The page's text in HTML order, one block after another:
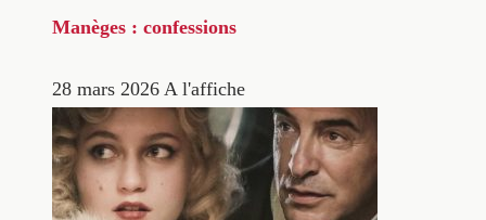
Manèges : confessions
28 mars 2026 A l'affiche